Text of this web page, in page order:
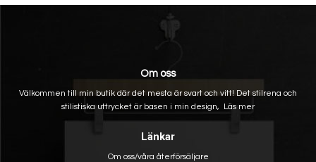
Om oss
Välkommen till min butik där det mesta är svart och vitt! Det stilrena och
stilistiska uttrycket är basen i min design, Läs mer
Länkar
Om oss/våra återförsäljare